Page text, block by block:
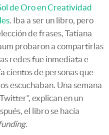
de Oro en Creatividad
. Iba a ser un libro, pero
de frases, Tatiana
probaron a compartirlas
redes fue inmediata e
cientos de personas que
escuchaban. Una semana
explican en un
el libro se hacía
.